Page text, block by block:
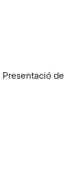
Presentació de